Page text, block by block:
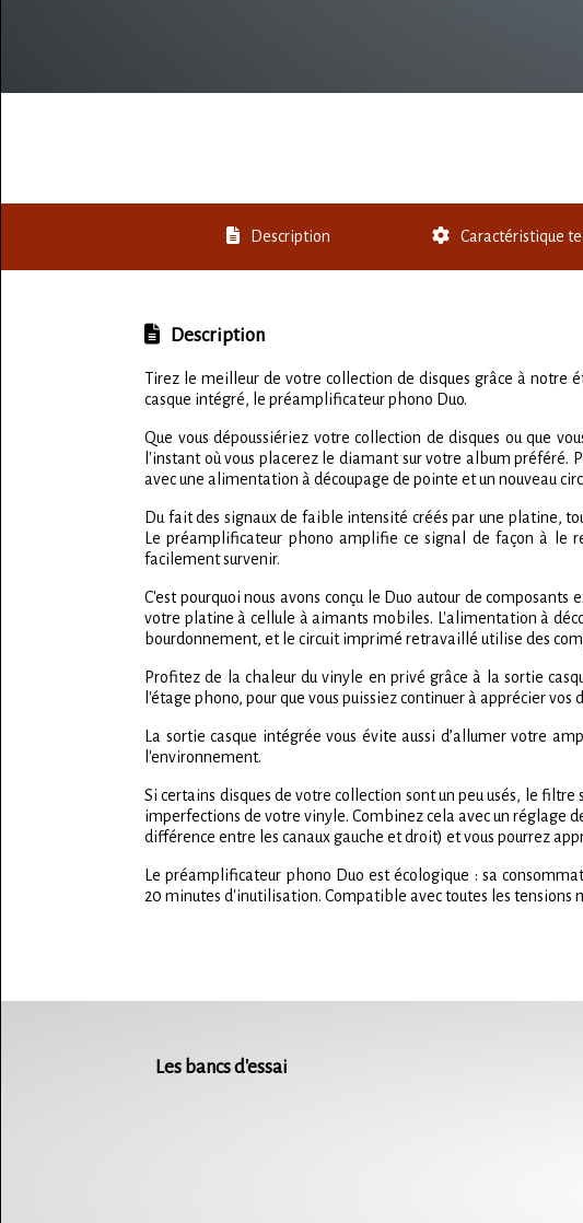
Description Caractéristique
Description
Tirez le meilleur de votre collection de disques grâce à
casque intégré, le préamplificateur phono Duo.
Que vous dépoussiériez votre collection de disques ou que
l'instant où vous placerez le diamant sur votre album préféré.
avec une alimentation à découpage de pointe et un nouveau
Du fait des signaux de faible intensité créés par une platine,
Le préamplificateur phono amplifie ce signal de façon à le
facilement survenir.
C'est pourquoi nous avons conçu le Duo autour de
votre platine à cellule à aimants mobiles. L'alimentation à
bourdonnement, et le circuit imprimé retravaillé utilise des
Profitez de la chaleur du vinyle en privé grâce à la sortie
l'étage phono, pour que vous puissiez continuer à apprécier vos
La sortie casque intégrée vous évite aussi d’allumer votre
l'environnement.
Si certains disques de votre collection sont un peu usés, le
imperfections de votre vinyle. Combinez cela avec un réglage
différence entre les canaux gauche et droit) et vous pourrez
Le préamplificateur phono Duo est écologique : sa
20 minutes d'inutilisation. Compatible avec toutes les
Les bancs d'essai